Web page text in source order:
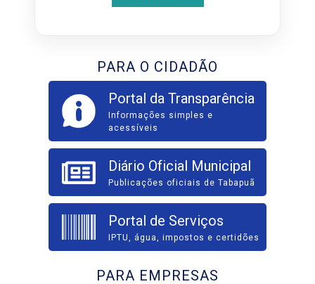
PARA O CIDADÃO
Portal da Transparência
Informações simples e
acessíveis
Diário Oficial Municipal
Publicações oficiais de Tabapuã
Portal de Serviços
IPTU, água, impostos e certidões
PARA EMPRESAS